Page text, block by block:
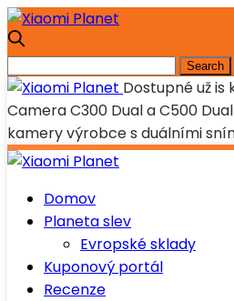
Dostupné už is
Camera C300 Dual a C500
kamery výrobce s duálními
Domov
Planeta slev
Evropské sklady
Kuponový portál
Recenze